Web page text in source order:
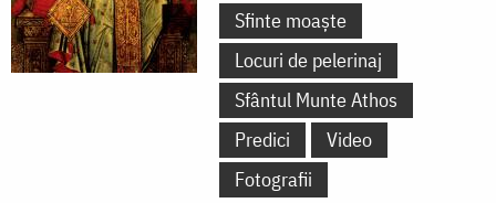
Sfinte moaște
Locuri de pelerinaj
Sfântul Munte Athos
Predici
Video
Fotografii